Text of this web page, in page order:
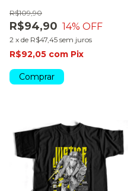
R$94,90
R$109,90
14% OFF
2 x de R$47,45 sem juros
R$92,05 com Pix
Comprar